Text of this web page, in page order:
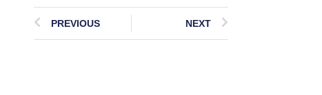
PREVIOUS NEXT